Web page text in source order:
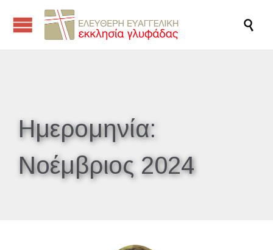

Ημερομηνία:
Νοέμβριος 2024